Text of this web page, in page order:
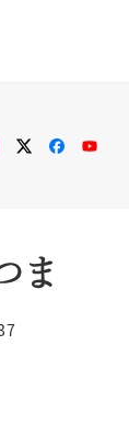
TwitterYou